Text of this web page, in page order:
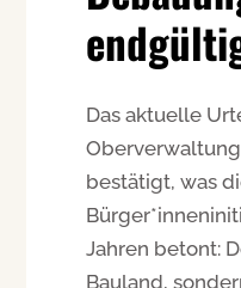
Das aktuelle
bestätigt, was
Jahren betont:
Bauland,